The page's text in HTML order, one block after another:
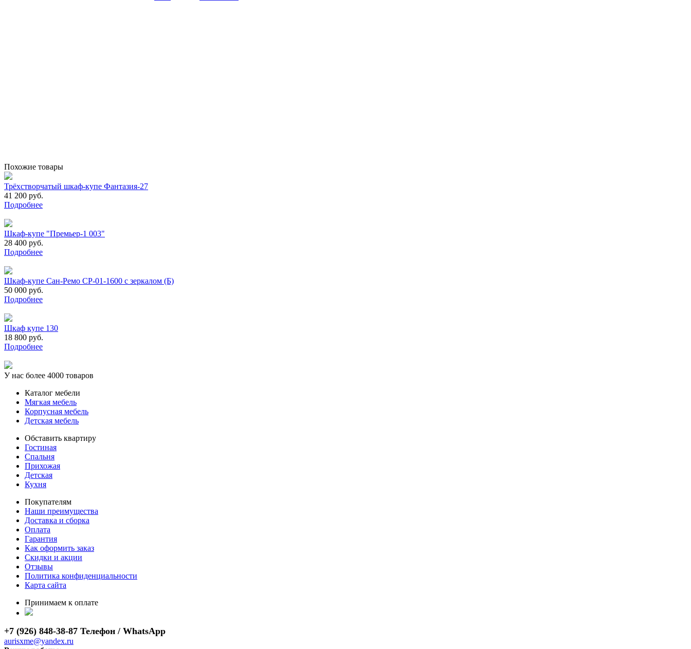
Похожие товары
Трёхстворчатый шкаф-купе Фантазия-27
41 200 руб.
Подробнее
Шкаф-купе "Премьер-1 003"
28 400 руб.
Подробнее
Шкаф-купе Сан-Ремо СР-01-1600 с зеркалом (Б)
50 000 руб.
Подробнее
Шкаф купе 130
18 800 руб.
Подробнее
У нас более 4000 товаров
Каталог мебели
Мягкая мебель
Корпусная мебель
Детская мебель
Обставить квартиру
Гостиная
Спальня
Прихожая
Детская
Кухня
Покупателям
Наши преимущества
Доставка и сборка
Оплата
Гарантия
Как оформить заказ
Скидки и акции
Отзывы
Политика конфиденциальности
Карта сайта
Принимаем к оплате
+7 (926) 848-38-87 Телефон / WhatsApp
aurisxme@yandex.ru